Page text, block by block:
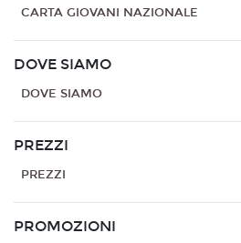
CARTA GIOVANI NAZIONALE
DOVE SIAMO
DOVE SIAMO
PREZZI
PREZZI
PROMOZIONI